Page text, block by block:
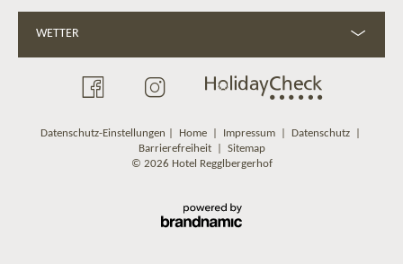
WETTER
Datenschutz-Einstellungen Home| Impressum| Datenschutz|
Barrierefreiheit| Sitemap
© 2026 Hotel Regglbergerhof